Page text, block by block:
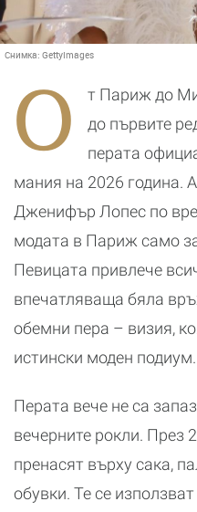
Снимка: GettyImages
О
т Париж до
до първите
перата
мания на 2026 година.
Дженифър Лопес по
модата в Париж само
Певицата привлече
впечатляваща бяла
обемни пера – визия,
истински моден подиум.
Перата вече не са
вечерните рокли. През
пренасят върху сака,
обувки. Те се